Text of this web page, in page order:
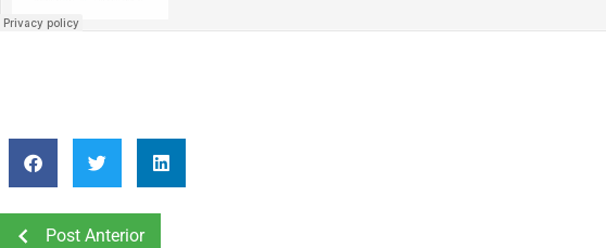
Post Anterior